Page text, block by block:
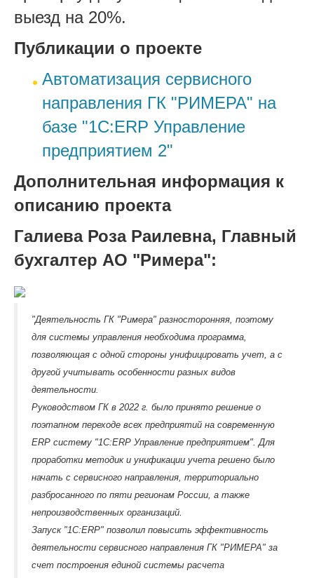
выезд на 20%.
Публикации о проекте
Автоматизация сервисного
направления ГК "РИМЕРА" на
базе "1С:ERP Управление
предприятием 2"
Дополнительная информация к
описанию проекта
Галиева Роза Раилевна, Главный
бухгалтер АО "Римера":
"Деятельность ГК "Римера" разносторонняя, поэтому
для системы управления необходима программа,
позволяющая с одной стороны унифицировать учет, а с
другой учитывать особенности разных видов
деятельности.
Руководством ГК в 2022 г. было принято решение о
поэтапном переходе всех предприятий на современную
ERP систему "1С:ERP Управление предприятием". Для
проработки методик и унификации учета решено было
начать с сервисного направления, территориально
разбросанного по пяти регионам России, а также
непроизводственных организаций.
Запуск "1С:ERP" позволил повысить эффективность
деятельности сервисного направления ГК "РИМЕРА" за
счет построения единой системы расчета